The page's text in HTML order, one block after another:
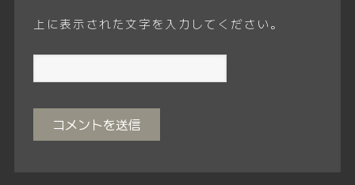
上に表示された文字を入力してください。